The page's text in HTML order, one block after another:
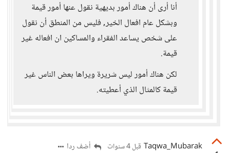
أنا أرى أن هناك أمور بديهية نقول عنها أمور قيمة
وبشكل عام افعال الخير, فليس من المنطق أن نقول
على شخص يساعد الفقراء والمساكين ان افعاله غير
قيمة.
لكن هناك أمور ليس شريرة ويراها بعض الناس غير
قيمة كالمثال الذي أعطيته.
Taqwa_Mubarak قبل 4 سنوات أضف ردا